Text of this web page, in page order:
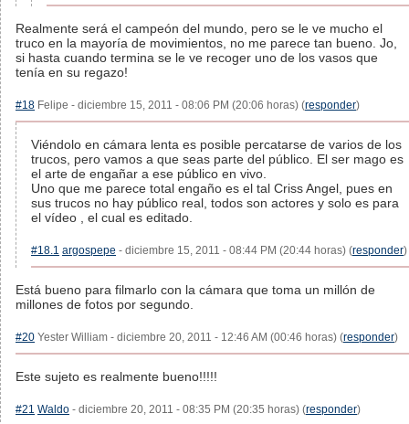
Realmente será el campeón del mundo, pero se le ve mucho el
truco en la mayoría de movimientos, no me parece tan bueno. Jo,
si hasta cuando termina se le ve recoger uno de los vasos que
tenía en su regazo!
#18 Felipe - diciembre 15, 2011 - 08:06 PM (20:06 horas) (responder)
Viéndolo en cámara lenta es posible percatarse de varios de los
trucos, pero vamos a que seas parte del público. El ser mago es
el arte de engañar a ese público en vivo.
Uno que me parece total engaño es el tal Criss Angel, pues en
sus trucos no hay público real, todos son actores y solo es para
el vídeo , el cual es editado.
#18.1 argospepe - diciembre 15, 2011 - 08:44 PM (20:44 horas) (responder)
Está bueno para filmarlo con la cámara que toma un millón de
millones de fotos por segundo.
#20 Yester William - diciembre 20, 2011 - 12:46 AM (00:46 horas) (responder)
Este sujeto es realmente bueno!!!!!
#21 Waldo - diciembre 20, 2011 - 08:35 PM (20:35 horas) (responder)